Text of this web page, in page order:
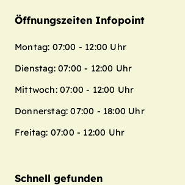
Öffnungszeiten Infopoint
Montag: 07:00 - 12:00 Uhr
Dienstag: 07:00 - 12:00 Uhr
Mittwoch: 07:00 - 12:00 Uhr
Donnerstag: 07:00 - 18:00 Uhr
Freitag: 07:00 - 12:00 Uhr
Schnell gefunden